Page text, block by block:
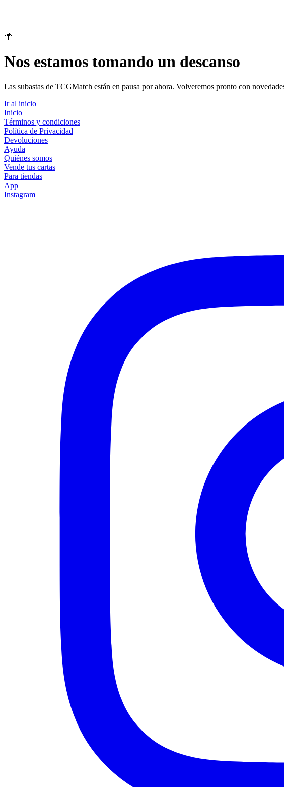
🌴
Nos estamos tomando un descanso
Las subastas de TCGMatch están en pausa por ahora. Volveremos pronto con
Ir al inicio
Inicio
Términos y condiciones
Política de Privacidad
Devoluciones
Ayuda
Quiénes somos
Vende tus cartas
Para tiendas
App
Instagram